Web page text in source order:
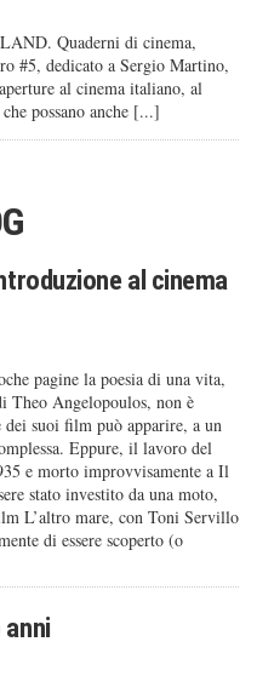
Quaderni di cinema,
#5, dedicato a Sergio Martino,
al cinema italiano, al
possano anche [...]
al cinema
pagine la poesia di una vita,
Theo Angelopoulos, non è
suoi film può apparire, a un
Eppure, il lavoro del
e morto improvvisamente a Il
stato investito da una moto,
L’altro mare, con Toni Servillo
di essere scoperto (o